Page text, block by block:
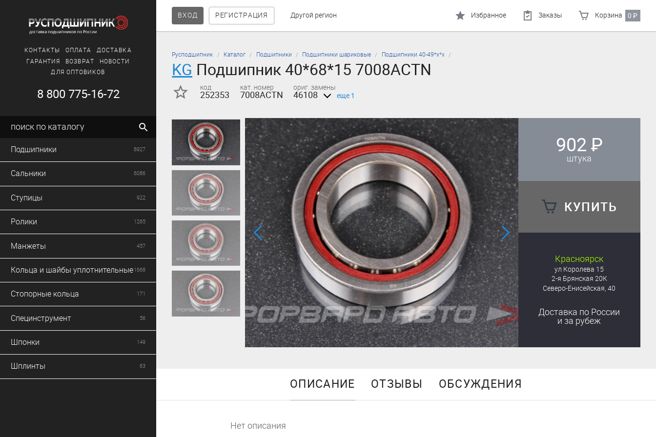
ВХОД РЕГИСТРАЦИЯ Другой регион Избранное Заказы Корзина 0₽
КОНТАКТЫ ОПЛАТА
ДОСТАВКА
ГАРАНТИЯ
ВОЗВРАТ
НОВОСТИ
ДЛЯ ОПТОВИКОВ
8 800 775-16-72
поиск по каталогу
Подшипники 8927
Сальники 6086
Ступицы 922
Ролики 1265
Манжеты 457
Кольца и шайбы уплотнительные1668
Стопорные кольца 171
Специнструмент 56
Шпонки 149
Шплинты 63
Русподшипник Каталог Подшипники Подшипники шариковые Подшипники 40-49*х*х
KG Подшипник 40*68*15 7008ACTN
код
252353
кат. номер
7008ACTN
ориг. замены
46108 еще 1
902 ₽
штука
КУПИТЬ
Красноярск
ул Королева 15
2-я Брянская 20К
Северо-Енисейская, 40
Доставка по России
и за рубеж
ОПИСАНИЕ ОТЗЫВЫ ОБСУЖДЕНИЯ
Нет описания